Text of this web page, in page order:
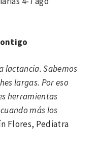
lactancia. Sabemos
largas. Por eso
herramientas
más los
Flores, Pediatra